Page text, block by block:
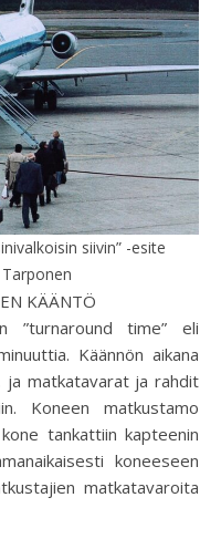
siivin” -esite
KÄÄNTÖ
”turnaround time” eli
Käännön aikana
matkatavarat ja rahdit
Koneen matkustamo
tankattiin kapteenin
koneeseen
matkatavaroita